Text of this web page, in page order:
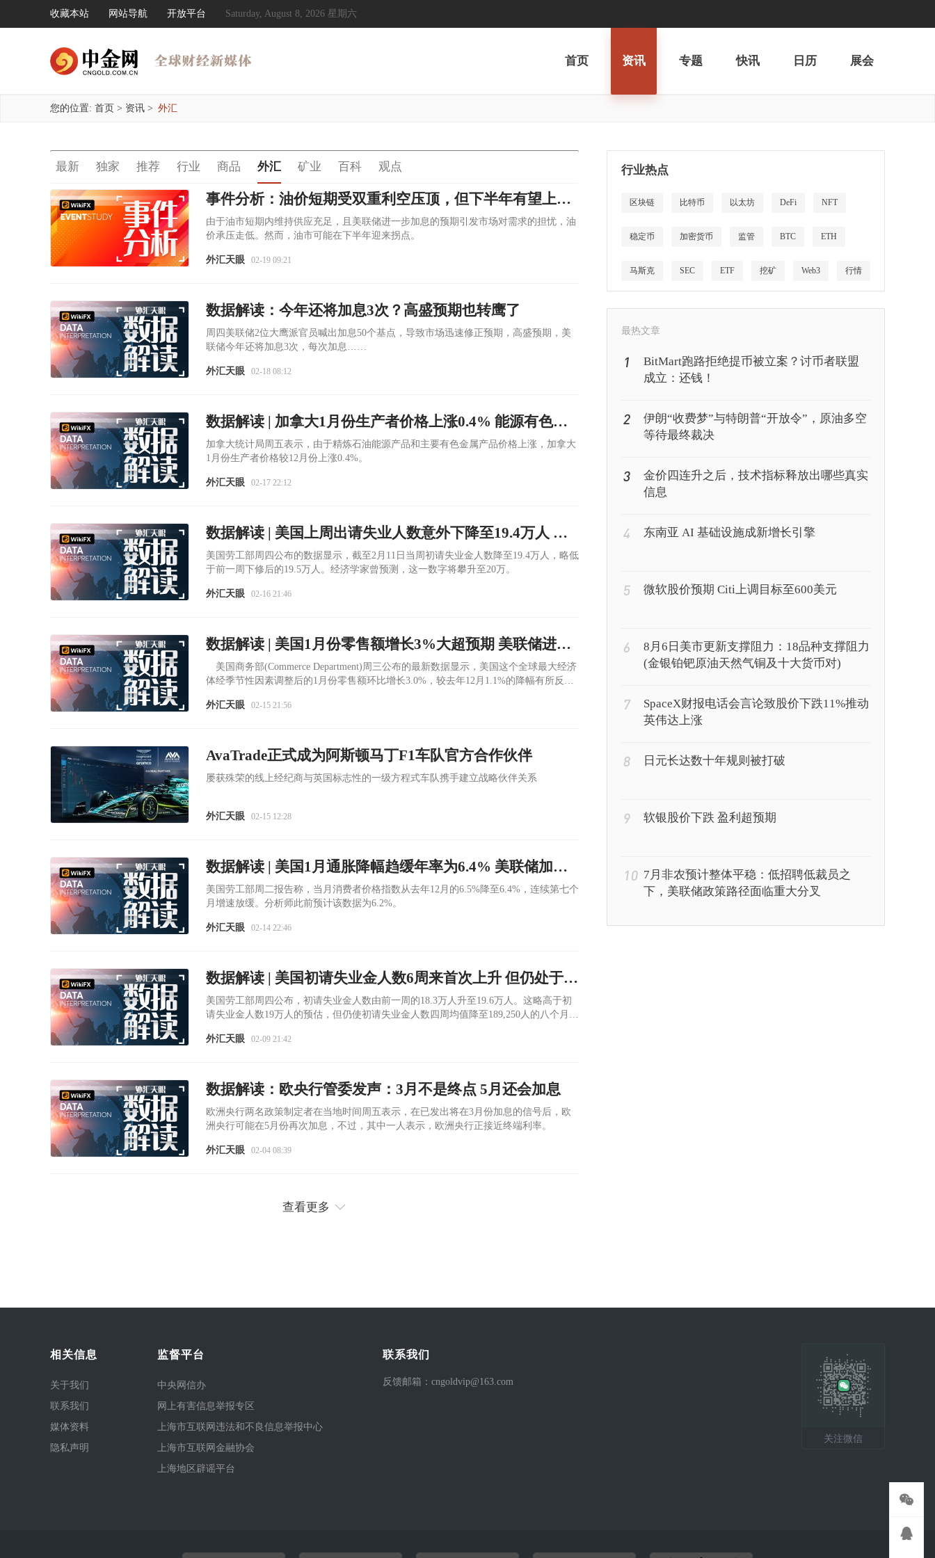
收藏本站 网站导航 开放平台 Saturday, August 8, 2026 星期六
首页 资讯 专题 快讯 日历 展会
您的位置: 首页 > 资讯 > 外汇
最新 独家 推荐 行业 商品 外汇 矿业 百科 观点
事件分析：油价短期受双重利空压顶，但下半年有望上演翻身戏码？
由于油市短期内维持供应充足，且美联储进一步加息的预期引发市场对需求的担忧，油
价承压走低。然而，油市可能在下半年迎来拐点。
外汇天眼 02-19 09:21
数据解读：今年还将加息3次？高盛预期也转鹰了
周四美联储2位大鹰派官员喊出加息50个基点，导致市场迅速修正预期，高盛预期，美
联储今年还将加息3次，每次加息……
外汇天眼 02-18 08:12
数据解读 | 加拿大1月份生产者价格上涨0.4% 能源有色涨价黄金上涨凸显衰退担忧
加拿大统计局周五表示，由于精炼石油能源产品和主要有色金属产品价格上涨，加拿大
1月份生产者价格较12月份上涨0.4%。
外汇天眼 02-17 22:12
数据解读 | 美国上周出请失业人数意外下降至19.4万人 美联储加息的底气更足了
美国劳工部周四公布的数据显示，截至2月11日当周初请失业金人数降至19.4万人，略低
于前一周下修后的19.5万人。经济学家曾预测，这一数字将攀升至20万。
外汇天眼 02-16 21:46
数据解读 | 美国1月份零售额增长3%大超预期 美联储进一步加息的筹码增加
美国商务部(Commerce Department)周三公布的最新数据显示，美国这个全球最大经济
体经季节性因素调整后的1月份零售额环比增长3.0%，较去年12月1.1%的降幅有所反
外汇天眼
02-15 21:56
AvaTrade正式成为阿斯顿马丁F1车队官方合作伙伴
屡获殊荣的线上经纪商与英国标志性的一级方程式车队携手建立战略伙伴关系
外汇天眼 02-15 12:28
数据解读 | 美国1月通胀降幅趋缓年率为6.4% 美联储加息压力加大
美国劳工部周二报告称，当月消费者价格指数从去年12月的6.5%降至6.4%，连续第七个
月增速放缓。分析师此前预计该数据为6.2%。
外汇天眼 02-14 22:46
数据解读 | 美国初请失业金人数6周来首次上升 但仍处于历史低位
美国劳工部周四公布，初请失业金人数由前一周的18.3万人升至19.6万人。这略高于初
请失业金人数19万人的预估，但仍使初请失业金人数四周均值降至189,250人的八个月低
外汇天眼
02-09 21:42
数据解读：欧央行管委发声：3月不是终点 5月还会加息
欧洲央行两名政策制定者在当地时间周五表示，在已发出将在3月份加息的信号后，欧
洲央行可能在5月份再次加息，不过，其中一人表示，欧洲央行正接近终端利率。
外汇天眼 02-04 08:39
查看更多
行业热点
区块链 比特币 以太坊 DeFi NFT
稳定币 加密货币 监管 BTC ETH
马斯克 SEC ETF 挖矿 Web3 行情
最热文章
1
BitMart跑路拒绝提币被立案？讨币者联盟
成立：还钱！
2
伊朗“收费梦”与特朗普“开放令”，原油多空
等待最终裁决
3
金价四连升之后，技术指标释放出哪些真实
信息
4 东南亚 AI 基础设施成新增长引擎
5 微软股价预期 Citi上调目标至600美元
6
8月6日美市更新支撑阻力：18品种支撑阻力
(金银铂钯原油天然气铜及十大货币对)
7
SpaceX财报电话会言论致股价下跌11%推动
英伟达上涨
8 日元长达数十年规则被打破
9 软银股价下跌 盈利超预期
10 7月非农预计整体平稳：低招聘低裁员之
下，美联储政策路径面临重大分叉
相关信息
关于我们
联系我们
媒体资料
隐私声明
监督平台
中央网信办
网上有害信息举报专区
上海市互联网违法和不良信息举报中心
上海市互联网金融协会
上海地区辟谣平台
联系我们
反馈邮箱：cngoldvip@163.com
关注微信

